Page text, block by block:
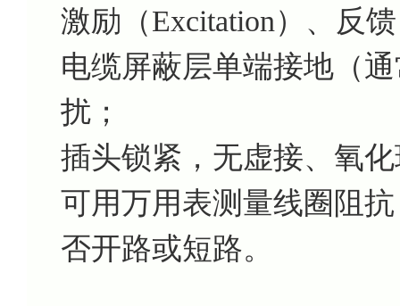
激励（Excitation）、反
电缆屏蔽层单端接地（
扰；
插头锁紧，无虚接、氧
可用万用表测量线圈阻
否开路或短路。